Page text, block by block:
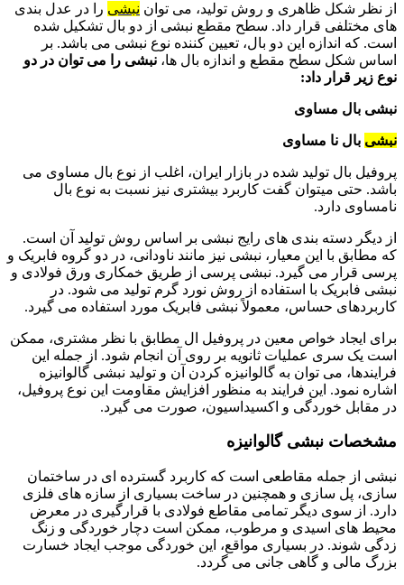
از نظر شکل ظاهری و روش تولید، می توان نبشی را در عدل بندی
های مختلفی قرار داد. سطح مقطع نبشی از دو بال تشکیل شده
است. که اندازه این دو بال، تعیین کننده نوع نبشی می باشد. بر
اساس شکل سطح مقطع و اندازه بال ها، نبشی را می توان در دو
نوع زیر قرار داد:
نبشی بال مساوی
نبشی بال نا مساوی
پروفیل بال تولید شده در بازار ایران، اغلب از نوع بال مساوی می
باشد. حتی میتوان گفت کاربرد بیشتری نیز نسبت به نوع بال
نامساوی دارد.
از دیگر دسته بندی های رایج نبشی بر اساس روش تولید آن است.
که مطابق با این معیار، نبشی نیز مانند ناودانی، در دو گروه فابریک و
پرسی قرار می گیرد. نبشی پرسی از طریق خمکاری ورق فولادی و
نبشی فابریک با استفاده از روش نورد گرم تولید می شود. در
کاربردهای حساس، معمولاً نبشی فابریک مورد استفاده می گیرد.
برای ایجاد خواص معین در پروفیل ال مطابق با نظر مشتری، ممکن
است یک سری عملیات ثانویه بر روی آن انجام شود. از جمله این
فرایندها، می توان به گالوانیزه کردن آن و تولید نبشی گالوانیزه
اشاره نمود. این فرایند به منظور افزایش مقاومت این نوع پروفیل،
در مقابل خوردگی و اکسیداسیون، صورت می گیرد.
مشخصات نبشی گالوانیزه
نبشی از جمله مقاطعی است که کاربرد گسترده ای در ساختمان
سازی، پل سازی و همچنین در ساخت بسیاری از سازه های فلزی
دارد. از سوی دیگر تمامی مقاطع فولادی با قرارگیری در معرض
محیط های اسیدی و مرطوب، ممکن است دچار خوردگی و زنگ
زدگی شوند. در بسیاری مواقع، این خوردگی موجب ایجاد خسارت
بزرگ مالی و گاهی جانی می گردد.